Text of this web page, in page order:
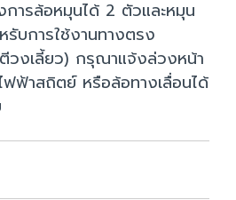
ารล้อหมุนได้ 2 ตัวและหมุน
รับการใช้งานทางตรง
วงเลี้ยว) กรุณาแจ้งล่วงหน้า
ฟ้าสถิตย์ หรือล้อทางเลื่อนได้